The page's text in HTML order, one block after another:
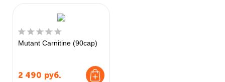
Mutant Carnitine (90cap)
2 490 руб.